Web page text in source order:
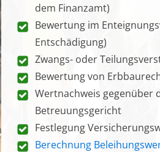
dem Finanzamt)
Bewertung im
Entschädigung)
Zwangs- oder
Bewertung von
Wertnachweis gegenüber
Betreuungsgericht
Festlegung
Berechnung